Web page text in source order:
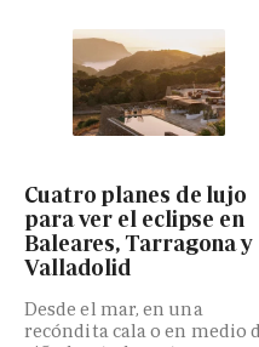
Cuatro planes de lujo
para ver el eclipse en
Baleares, Tarragona y
Valladolid
Desde el mar, en una
recóndita cala o en medio